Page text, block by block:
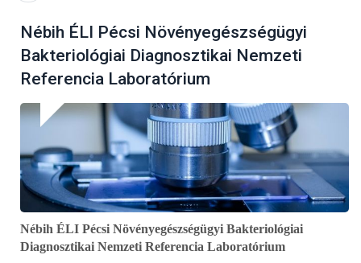
Nébih ÉLI Pécsi Növényegészségügyi
Bakteriológiai Diagnosztikai Nemzeti
Referencia Laboratórium
Nébih ÉLI Pécsi Növényegészségügyi Bakteriológiai
Diagnosztikai Nemzeti Referencia Laboratórium